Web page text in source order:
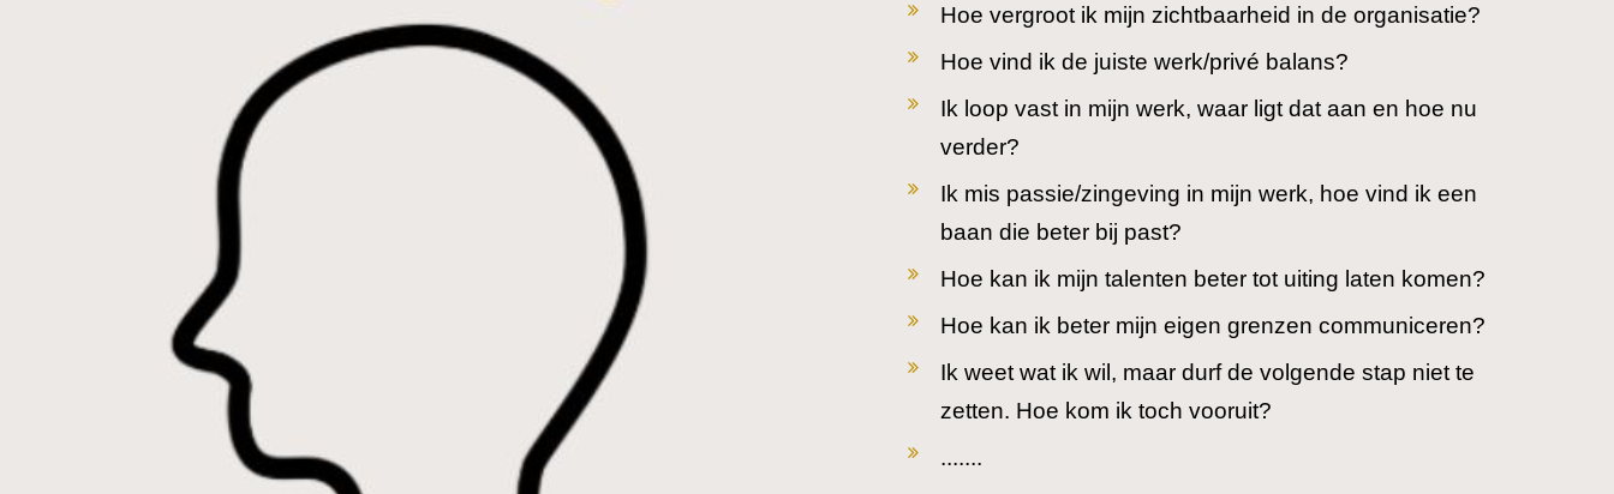
Hoe vergroot ik mijn zichtbaarheid in de organisatie?
Hoe vind ik de juiste werk/privé balans?
Ik loop vast in mijn werk, waar ligt dat aan en hoe nu
verder?
Ik mis passie/zingeving in mijn werk, hoe vind ik een
baan die beter bij past?
Hoe kan ik mijn talenten beter tot uiting laten komen?
Hoe kan ik beter mijn eigen grenzen communiceren?
Ik weet wat ik wil, maar durf de volgende stap niet te
zetten. Hoe kom ik toch vooruit?
.......